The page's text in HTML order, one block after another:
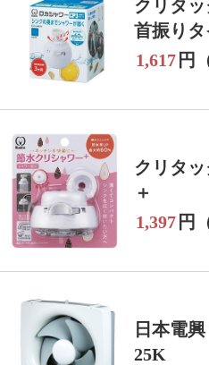
クリタ
首振り
1,617 円
クリタ
＋
1,397 円
日本電
25K